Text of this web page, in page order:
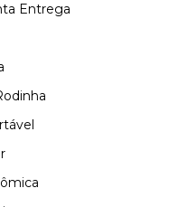
Entrega